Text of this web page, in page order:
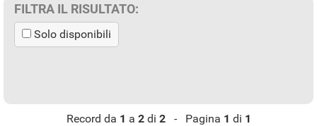
FILTRA IL RISULTATO:
Solo disponibili
Record da 1 a 2di 2- Pagina 1 di 1